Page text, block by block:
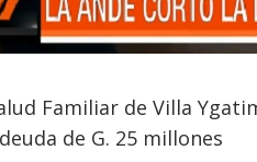
Familiar de Villa
de G. 25 millones